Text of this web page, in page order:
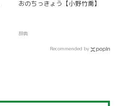
おのちっきょう【小野竹喬】
辞典
Recommended by